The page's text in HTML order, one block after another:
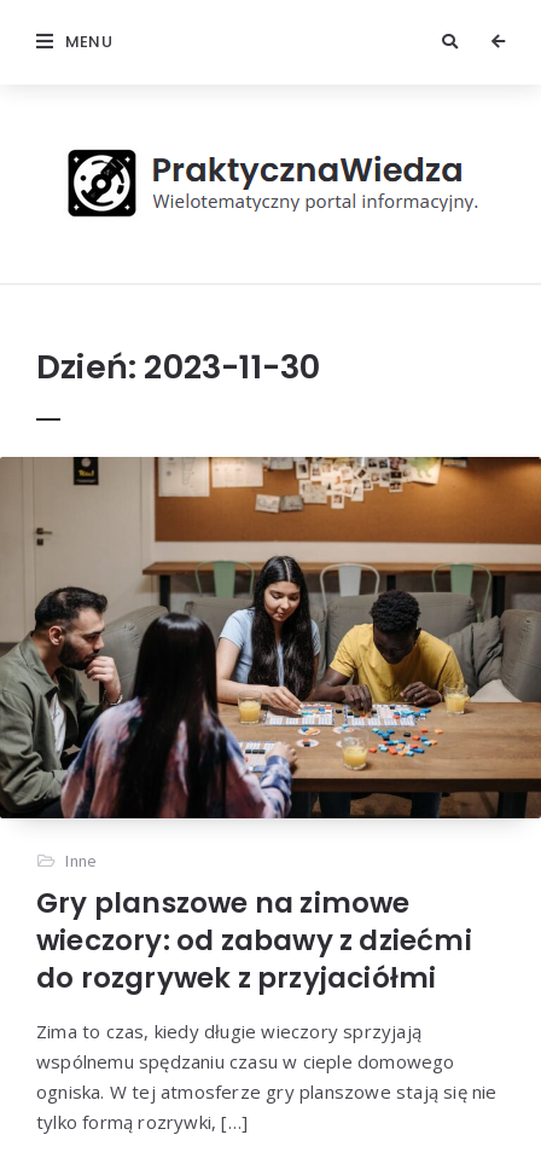
MENU
Dzień: 2023-11-30
Inne
Gry planszowe na zimowe
wieczory: od zabawy z dziećmi
do rozgrywek z przyjaciółmi
Zima to czas, kiedy długie wieczory sprzyjają
wspólnemu spędzaniu czasu w cieple domowego
ogniska. W tej atmosferze gry planszowe stają się nie
tylko formą rozrywki, […]